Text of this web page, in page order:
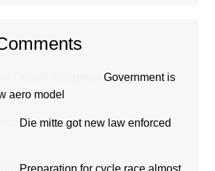
Government is
aero model
Die mitte got new law enforced